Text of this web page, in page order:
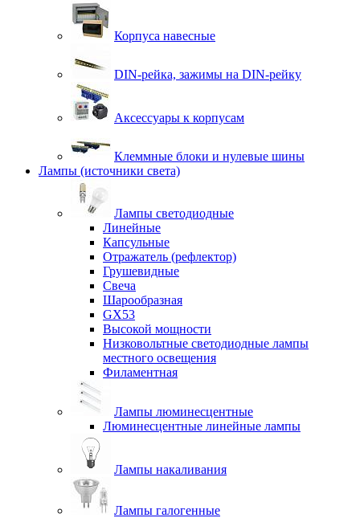
Корпуса навесные
DIN-рейка, зажимы на DIN-рейку
Аксессуары к корпусам
Клеммные блоки и нулевые шины
Лампы (источники света)
Лампы светодиодные
Линейные
Капсульные
Отражатель (рефлектор)
Грушевидные
Свеча
Шарообразная
GX53
Высокой мощности
Низковольтные светодиодные лампы
местного освещения
Филаментная
Лампы люминесцентные
Люминесцентные линейные лампы
Лампы накаливания
Лампы галогенные